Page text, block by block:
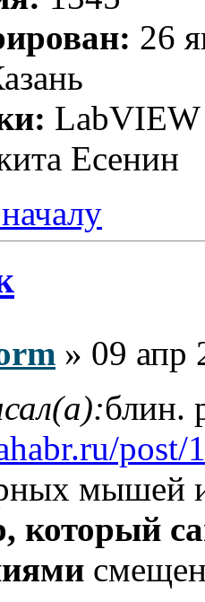
26
LabVIEW
Есенин
» 09 апр
блин.
post/
мышей
который